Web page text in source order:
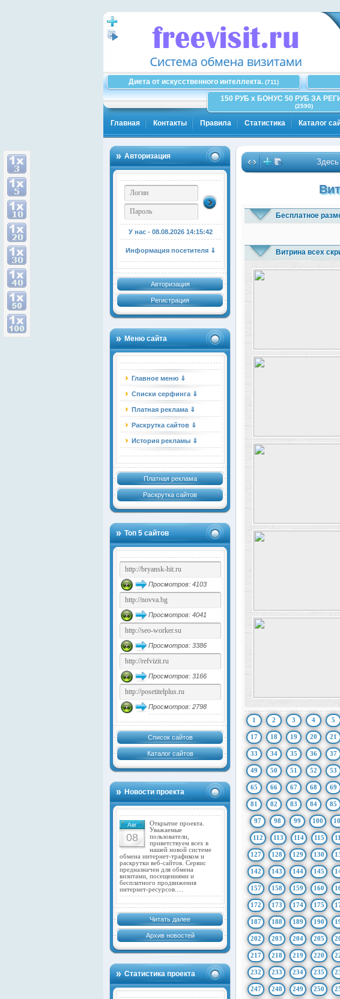
Диета от искусственного интеллекта. (711)
150 РУБ x БОНУС 50 РУБ ЗА
(2590)
Главная Контакты Правила Статистика Каталог
Авторизация
У нас - 08.08.2026 14:15:42
Информация посетителя ⇓
Авторизация
Регистрация
Меню сайта
Главное меню ⇓
Списки серфинга ⇓
Платная реклама ⇓
Раскрутка сайтов ⇓
История рекламы ⇓
Платная реклама
Раскрутка сайтов
Топ 5 сайтов
Просмотров: 4103
Просмотров: 4041
Просмотров: 3386
Просмотров: 3166
Просмотров: 2798
Список сайтов
Каталог сайтов
Новости проекта
Авг
08
Открытие проекта.
Уважаемые
пользователи,
приветствуем всех в
нашей новой системе
обмена интернет-трафиком и
раскрутки веб-сайтов. Сервис
предназначен для обмена
визитами, посещениями и
бесплатного продвижения
интернет-ресурсов.…
Читать далее
Архив новостей
Статистика проекта
Здесь может
Бесплатное
Витрина всех
1 2 3 4 5
17 18 19 20 21
33 34 35 36 37
49 50 51 52 53
65 66 67 68 69
81 82 83 84 85
97 98 99 100
112 113 114 115
127 128 129 130
142 143 144 145
157 158 159 160
172 173 174 175
187 188 189 190
202 203 204 205
217 218 219 220
232 233 234 235
247 248 249 250